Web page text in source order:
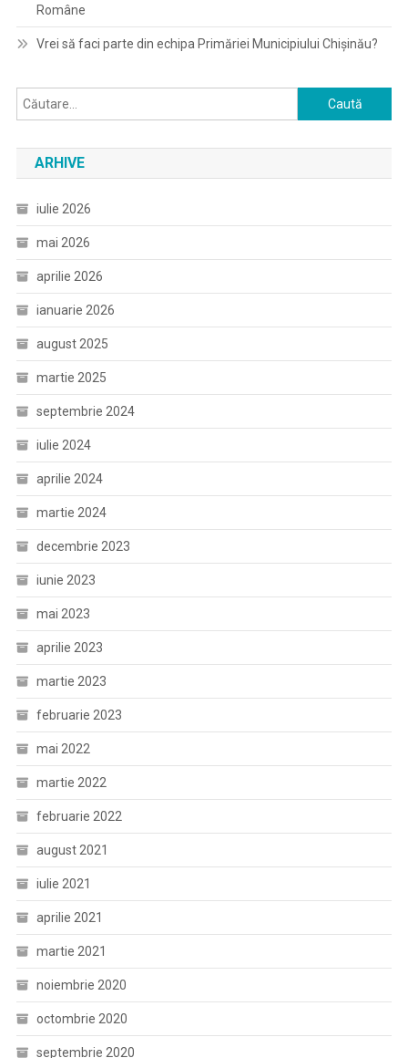
Române
Vrei să faci parte din echipa Primăriei Municipiului Chișinău?
Caută
după:
ARHIVE
iulie 2026
mai 2026
aprilie 2026
ianuarie 2026
august 2025
martie 2025
septembrie 2024
iulie 2024
aprilie 2024
martie 2024
decembrie 2023
iunie 2023
mai 2023
aprilie 2023
martie 2023
februarie 2023
mai 2022
martie 2022
februarie 2022
august 2021
iulie 2021
aprilie 2021
martie 2021
noiembrie 2020
octombrie 2020
septembrie 2020